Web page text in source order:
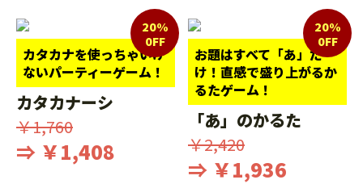
カタカナを使っちゃいけ
ないパーティーゲーム！
20%
0FF
カタカナーシ
￥1,760
⇒ ￥1,408
お題はすべて「あ」だ
け！直感で盛り上がるか
るたゲーム！
20%
0FF
「あ」のかるた
￥2,420
⇒ ￥1,936